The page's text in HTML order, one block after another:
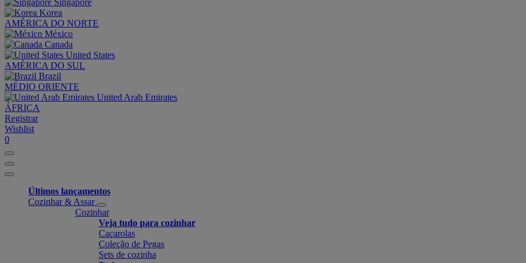
Singapore
Korea
AMÉRICA DO NORTE
México
Canada
United States
AMÉRICA DO SUL
Brazil
MÉDIO ORIENTE
United Arab Emirates
ÁFRICA
Registrar
Wishlist
0
Últimos lançamentos
Cozinhar & Assar
Cozinhar
Veja tudo para cozinhar
Caçarolas
Coleção de Pegas
Sets de cozinha